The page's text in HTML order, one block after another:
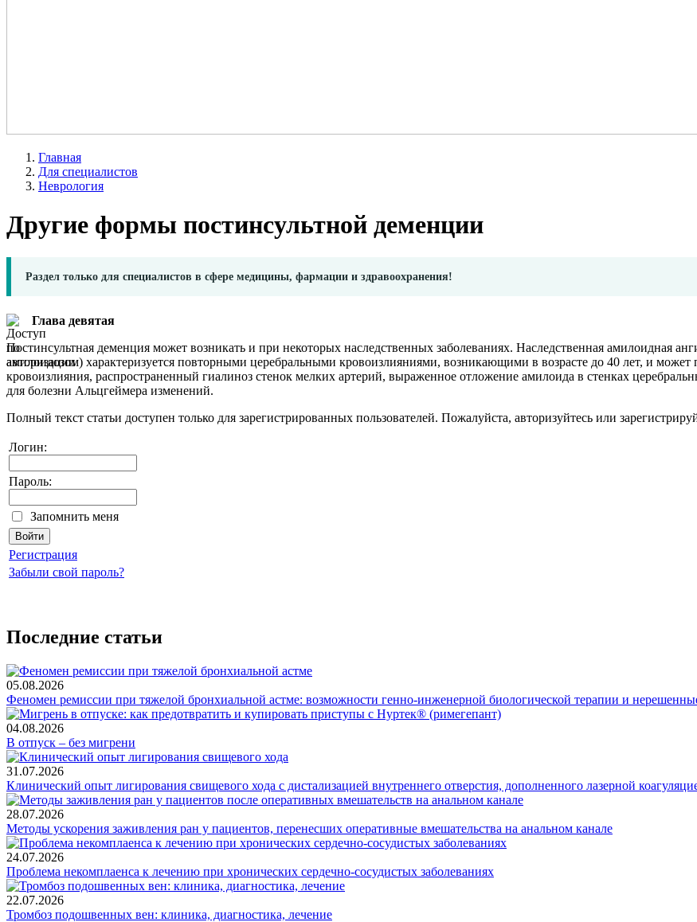
Главная
Для специалистов
Неврология
Другие формы постинсультной деменции
Раздел только для специалистов в сфере медицины, фармации и здравоохранения!
Глава девятая
Постинсультная деменция может возникать и при некоторых наследственных заболеваниях. Наследственная амилоидная
амилоидозом) характеризуется повторными церебральными кровоизлияниями, возникающими в возрасте до 40 лет, и
кровоизлияния, распространенный гиалиноз стенок мелких артерий, выраженное отложение амилоида в стенках
для болезни Альцгеймера изменений.
Полный текст статьи доступен только для зарегистрированных пользователей. Пожалуйста, авторизуйтесь или
Логин:
Пароль:
Запомнить меня
Регистрация
Забыли свой пароль?
Последние статьи
05.08.2026
Феномен ремиссии при тяжелой бронхиальной астме: возможности генно-инженерной биологической терапии и
04.08.2026
В отпуск – без мигрени
31.07.2026
Клинический опыт лигирования свищевого хода с дистализацией внутреннего отверстия, дополненного лазерной
28.07.2026
Методы ускорения заживления ран у пациентов, перенесших оперативные вмешательства на анальном канале
24.07.2026
Проблема некомплаенса к лечению при хронических сердечно-сосудистых заболеваниях
22.07.2026
Тромбоз подошвенных вен: клиника, диагностика, лечение